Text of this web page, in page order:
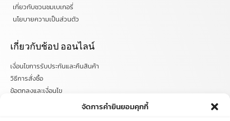
จัดการคำยินยอมคุกกี้
เกี่ยวกับชวนชมเบเกอรี่
นโยบายความเป็นส่วนตัว
เกี่ยวกับช้อป ออนไลน์
เงื่อนไขการรับประกันและคืนสินค้า
วิธีการสั่งซื้อ
ข้อตกลงและเงื่อนไข